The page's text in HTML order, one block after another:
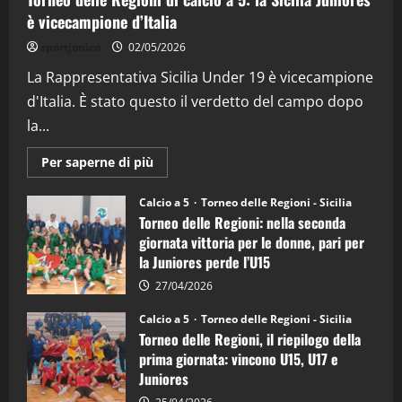
è vicecampione d’Italia
02/05/2026
La Rappresentativa Sicilia Under 19 è vicecampione
d'Italia. È stato questo il verdetto del campo dopo
la...
Per saperne di più
informazioni
Torneo
delle
Regioni
di
calcio
a
5:
la
Juniores
è
vicecampione
d’Italia
Calcio a 5 Torneo delle Regioni - Sicilia
Torneo delle Regioni: nella seconda
giornata vittoria per le donne, pari per
la Juniores perde l’U15
27/04/2026
Calcio a 5 Torneo delle Regioni - Sicilia
Torneo delle Regioni, il riepilogo della
prima giornata: vincono U15, U17 e
Juniores